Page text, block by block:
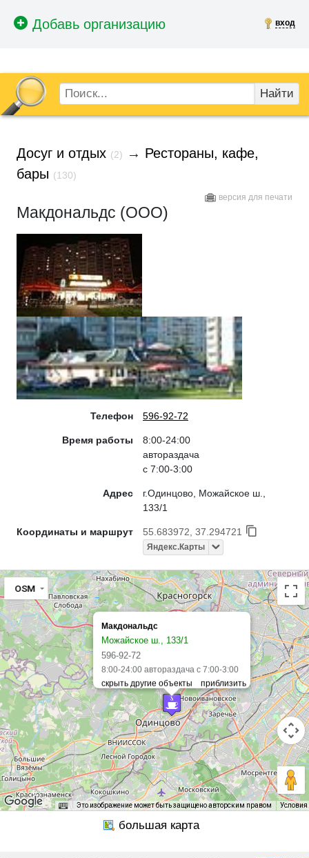
вход
Найти
Досуг и отдых (2) → Рестораны, кафе,
бары (130)
версия для печати
Макдональдс (ООО)
Телефон 596-92-72
Время работы
8:00-24:00
автораздача
с 7:00-3:00
Адрес
г.Одинцово, Можайское ш.,
133/1
Координаты и маршрут 55.683972, 37.294721
Яндекс.Карты
Макдональдс
Можайское ш., 133/1
596-92-72
8:00-24:00 автораздача с 7:00-3:00
OSM
Это изображение может быть защищено авторским правом Условия